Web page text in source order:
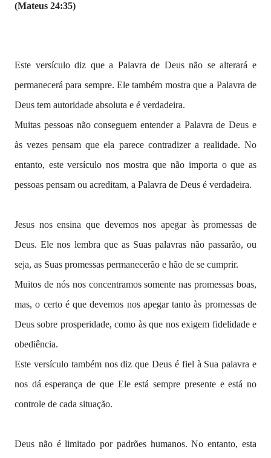
(Mateus 24:35)
Este versículo diz que a Palavra de Deus não se alterará e
permanecerá para sempre. Ele também mostra que a Palavra de
Deus tem autoridade absoluta e é verdadeira.
Muitas pessoas não conseguem entender a Palavra de Deus e
às vezes pensam que ela parece contradizer a realidade. No
entanto, este versículo nos mostra que não importa o que as
pessoas pensam ou acreditam, a Palavra de Deus é verdadeira.
Jesus nos ensina que devemos nos apegar às promessas de
Deus. Ele nos lembra que as Suas palavras não passarão, ou
seja, as Suas promessas permanecerão e hão de se cumprir.
Muitos de nós nos concentramos somente nas promessas boas,
mas, o certo é que devemos nos apegar tanto às promessas de
Deus sobre prosperidade, como às que nos exigem fidelidade e
obediência.
Este versículo também nos diz que Deus é fiel à Sua palavra e
nos dá esperança de que Ele está sempre presente e está no
controle de cada situação.
Deus não é limitado por padrões humanos. No entanto, esta